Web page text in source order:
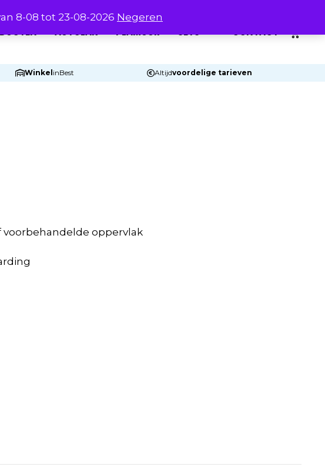
8-08 tot 23-08-2026 Negeren
AUTOLAK PLAMUUR SETS CONTACT
Winkel inBest Altijdvoordelige tarieven
voorbehandelde oppervlak